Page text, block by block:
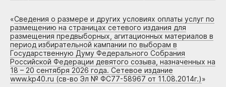
«Сведения о размере и других условиях оплаты услуг по
размещению на страницах сетевого издания для
размещения предвыборных, агитационных материалов в
период избирательной кампании по выборам в
Государственную Думу Федерального Собрания
Российской Федерации девятого созыва, назначенных на
18 – 20 сентября 2026 года. Сетевое издание
www.kp40.ru (св-во Эл № ФС77-58967 от 11.08.2014г.)»